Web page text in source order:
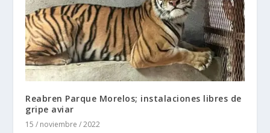
Reabren Parque Morelos; instalaciones libres de
gripe aviar
15 / noviembre / 2022